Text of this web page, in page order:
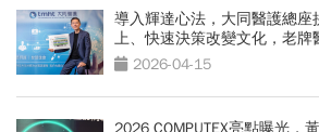
導入輝達心法，大同醫護總座
上、快速決策改變文化，老牌
2026-04-15